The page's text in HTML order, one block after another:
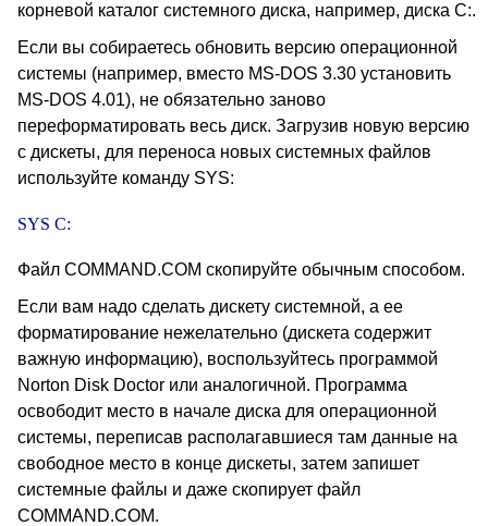
корневой каталог системного диска, например, диска С:.
Если вы собираетесь обновить версию операционной
системы (например, вместо MS-DOS 3.30 установить
MS-DOS 4.01), не обязательно заново
переформатировать весь диск. Загрузив новую версию
с дискеты, для переноса новых системных файлов
используйте команду SYS:
SYS C:
Файл COMMAND.COM скопируйте обычным способом.
Если вам надо сделать дискету системной, а ее
форматирование нежелательно (дискета содержит
важную информацию), воспользуйтесь программой
Norton Disk Doctor или аналогичной. Программа
освободит место в начале диска для операционной
системы, переписав располагавшиеся там данные на
свободное место в конце дискеты, затем запишет
системные файлы и даже скопирует файл
COMMAND.COM.